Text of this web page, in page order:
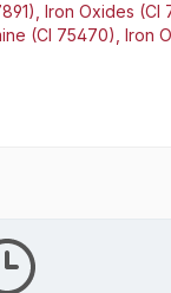
Iron Oxides
(CI 75470), Iron